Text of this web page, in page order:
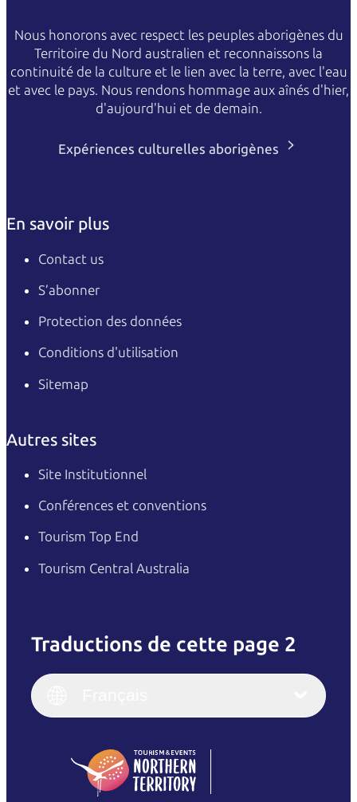
Nous honorons avec respect les peuples aborigènes du
Territoire du Nord australien et reconnaissons la
continuité de la culture et le lien avec la terre, avec l'eau
et avec le pays. Nous rendons hommage aux aînés d'hier,
d'aujourd'hui et de demain.
Expériences culturelles aborigènes
En savoir plus
Contact us
S’abonner
Protection des données
Conditions d'utilisation
Sitemap
Autres sites
Site Institutionnel
Conférences et conventions
Tourism Top End
Tourism Central Australia
Traductions de cette page 2
English
(Singapore)
Italiano
繁體中文